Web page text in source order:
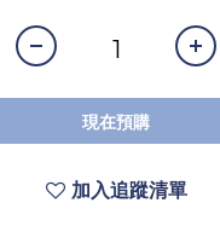
現在預購
加入追蹤清單